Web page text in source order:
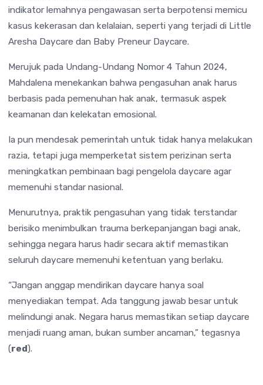
indikator lemahnya pengawasan serta berpotensi memicu
kasus kekerasan dan kelalaian, seperti yang terjadi di Little
Aresha Daycare dan Baby Preneur Daycare.
Merujuk pada Undang-Undang Nomor 4 Tahun 2024,
Mahdalena menekankan bahwa pengasuhan anak harus
berbasis pada pemenuhan hak anak, termasuk aspek
keamanan dan kelekatan emosional.
Ia pun mendesak pemerintah untuk tidak hanya melakukan
razia, tetapi juga memperketat sistem perizinan serta
meningkatkan pembinaan bagi pengelola daycare agar
memenuhi standar nasional.
Menurutnya, praktik pengasuhan yang tidak terstandar
berisiko menimbulkan trauma berkepanjangan bagi anak,
sehingga negara harus hadir secara aktif memastikan
seluruh daycare memenuhi ketentuan yang berlaku.
“Jangan anggap mendirikan daycare hanya soal
menyediakan tempat. Ada tanggung jawab besar untuk
melindungi anak. Negara harus memastikan setiap daycare
menjadi ruang aman, bukan sumber ancaman,” tegasnya
(red).